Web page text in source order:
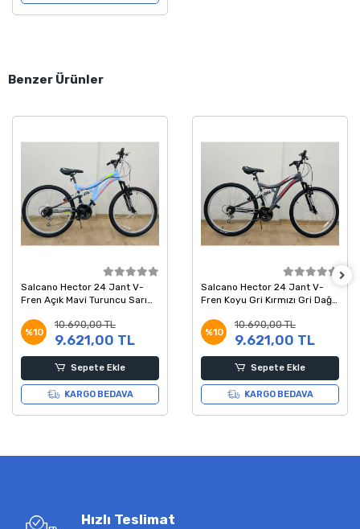
Benzer Ürünler
Salcano Hector 24 Jant V-
Fren Açık Mavi Turuncu Sarı
%10
10.690,00 TL
9.621,00 TL
Sepete Ekle
KARGO BEDAVA
Salcano Hector 24 Jant V-
Fren Koyu Gri Kırmızı Gri Dağ
%10
10.690,00 TL
9.621,00 TL
Sepete Ekle
KARGO BEDAVA
Hızlı Teslimat